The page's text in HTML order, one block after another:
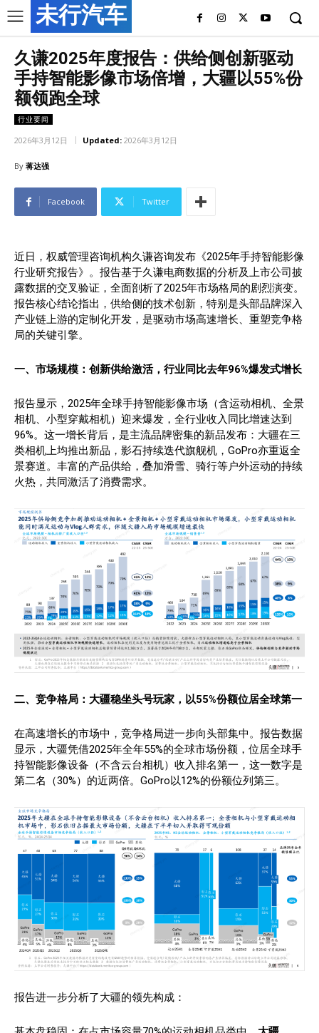
未行汽车
久谦2025年度报告：供给侧创新驱动
手持智能影像市场倍增，大疆以55%份
额领跑全球
行业要闻
2026年3月12日 Updated: 2026年3月12日
By 蒋达强
Facebook Twitter
近日，权威管理咨询机构久谦咨询发布《2025年手持智能影像
行业研究报告》。报告基于久谦电商数据的分析及上市公司披
露数据的交叉验证，全面剖析了2025年市场格局的剧烈演变。
报告核心结论指出，供给侧的技术创新，特别是头部品牌深入
产业链上游的定制化开发，是驱动市场高速增长、重塑竞争格
局的关键引擎。
一、 市场规模：创新供给激活，行业同比去年96%爆发式增长
报告显示，2025年全球手持智能影像市场（含运动相机、全景
相机、小型穿戴相机）迎来爆发，全行业收入同比增速达到
96%。这一增长背后，是主流品牌密集的新品发布：大疆在三
类相机上均推出新品，影石持续迭代旗舰机，GoPro亦重返全
景赛道。丰富的产品供给，叠加滑雪、骑行等户外运动的持续
火热，共同激活了消费需求。
二、 竞争格局：大疆稳坐头号玩家， 以55%份额位居全球第一
在高速增长的市场中，竞争格局进一步向头部集中。报告数据
显示，大疆凭借2025年全年55%的全球市场份额，位居全球手
持智能影像设备（不含云台相机）收入排名第一，这一数字是
第二名（30%）的近两倍。GoPro以12%的份额位列第三。
报告进一步分析了大疆的领先构成：